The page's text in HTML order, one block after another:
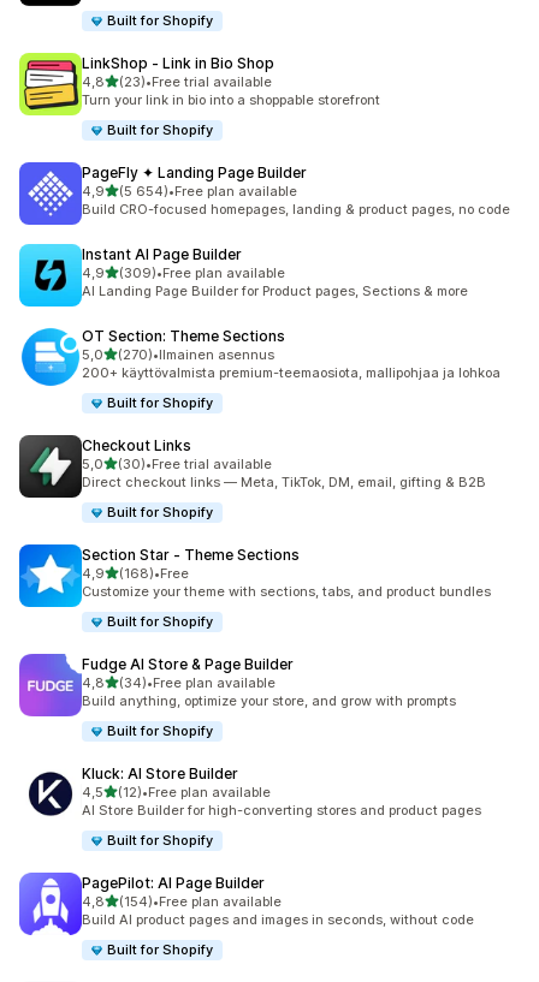
Built for Shopify
LinkShop ‑ Link in Bio Shop
4,8/ 5 tähteä
(23)
23 arvostelua yhteensä
•Free trial available
Turn your link in bio into a shoppable storefront
Built for Shopify
PageFly ✦ Landing Page Builder
4,9/ 5 tähteä
(5 654)
5654 arvostelua yhteensä
•Free plan available
Build CRO-focused homepages, landing & product pages, no code
Instant AI Page Builder
4,9/ 5 tähteä
(309)
309 arvostelua yhteensä
•Free plan available
AI Landing Page Builder for Product pages, Sections & more
OT Section: Theme Sections
5,0/ 5 tähteä
(270)
270 arvostelua yhteensä
•Ilmainen asennus
200+ käyttövalmista premium-teemaosiota, mallipohjaa ja lohkoa
Built for Shopify
Checkout Links
5,0/ 5 tähteä
(30)
30 arvostelua yhteensä
•Free trial available
Direct checkout links — Meta, TikTok, DM, email, gifting & B2B
Built for Shopify
Section Star ‑ Theme Sections
4,9/ 5 tähteä
(168)
168 arvostelua yhteensä
•Free
Customize your theme with sections, tabs, and product bundles
Built for Shopify
Fudge AI Store & Page Builder
4,8/ 5 tähteä
(34)
34 arvostelua yhteensä
•Free plan available
Build anything, optimize your store, and grow with prompts
Built for Shopify
Kluck: AI Store Builder
4,5/ 5 tähteä
(12)
12 arvostelua yhteensä
•Free plan available
AI Store Builder for high-converting stores and product pages
Built for Shopify
PagePilot: AI Page Builder
4,8/ 5 tähteä
(154)
154 arvostelua yhteensä
•Free plan available
Build AI product pages and images in seconds, without code
Built for Shopify